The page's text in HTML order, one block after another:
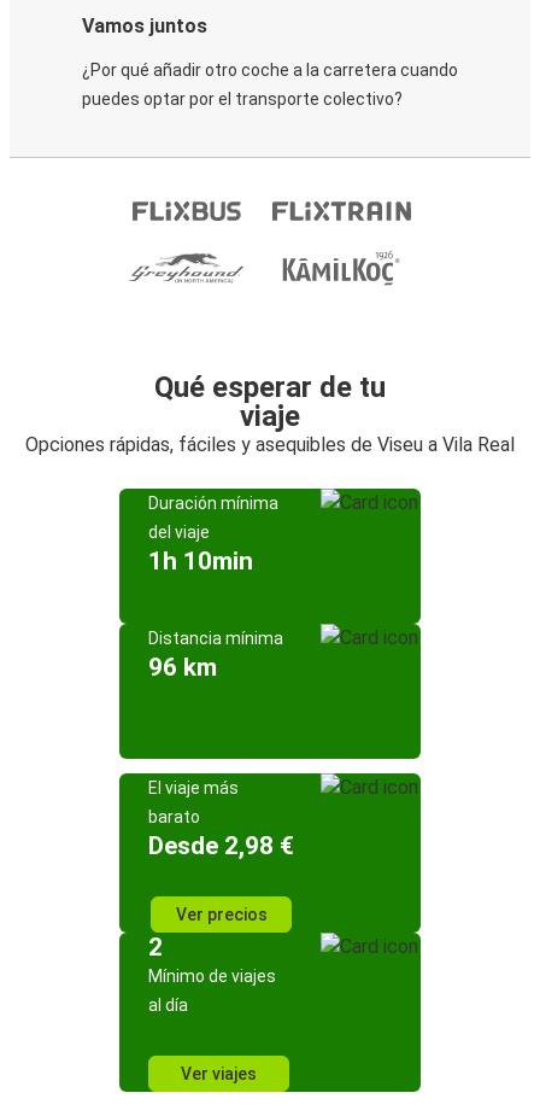
Vamos juntos
¿Por qué añadir otro coche a la carretera cuando
puedes optar por el transporte colectivo?
Qué esperar de tu
viaje
Opciones rápidas, fáciles y asequibles de Viseu a Vila Real
Duración mínima
del viaje
1h 10min
Distancia mínima
96 km
El viaje más
barato
Desde 2,98 €
Ver precios
2
Mínimo de viajes
al día
Ver viajes